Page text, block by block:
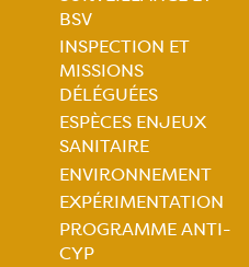
principale
BSV
INSPECTION ET
MISSIONS
DÉLÉGUÉES
ESPÈCES ENJEUX
SANITAIRE
ENVIRONNEMENT
EXPÉRIMENTATION
PROGRAMME ANTI-
CYP